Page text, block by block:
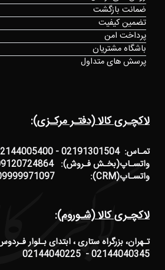
لاکچـری کالا (دفتـر مرکـزی):
تمـاس: 02191301504 - 02144005400
واتسـاپ(بخـش فـروش): 09120724864
واتسـاپ(CRM): 09999971097
لاکچـری کالا (شـوروم):
تـهران، بزرگراه ستاری ، ابتدای بـلوار
02144040345 - 02144040225
ضمانت بازگشت
تضمین کیفیت
پرداخت امن
باشگاه مشتریان
پرسش های متداول